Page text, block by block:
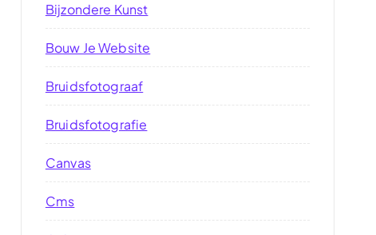
Bijzondere Kunst
Bouw Je Website
Bruidsfotograaf
Bruidsfotografie
Canvas
Cms